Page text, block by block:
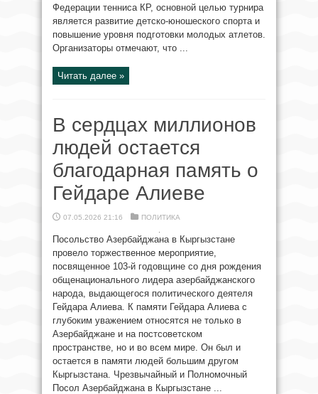
Федерации тенниса КР, основной целью турнира
является развитие детско-юношеского спорта и
повышение уровня подготовки молодых атлетов.
Организаторы отмечают, что ...
Читать далее »
В сердцах миллионов
людей остается
благодарная память о
Гейдаре Алиеве
07.05.2026 21:16 ПОЛИТИКА
Посольство Азербайджана в Кыргызстане
провело торжественное мероприятие,
посвященное 103-й годовщине со дня рождения
общенационального лидера азербайджанского
народа, выдающегося политического деятеля
Гейдара Алиева. К памяти Гейдара Алиева с
глубоким уважением относятся не только в
Азербайджане и на постсоветском
пространстве, но и во всем мире. Он был и
остается в памяти людей большим другом
Кыргызстана. Чрезвычайный и Полномочный
Посол Азербайджана в Кыргызстане ...